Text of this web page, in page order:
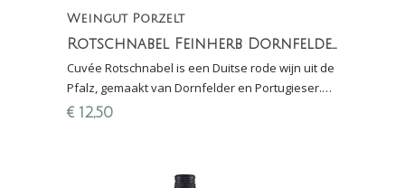
Weingut Porzelt
Rotschnabel Feinherb Dornfelder & Portugieser
Cuvée Rotschnabel is een Duitse rode wijn uit de
Pfalz, gemaakt van Dornfelder en Portugieser.
Zeer zacht en fruitig van smaak met een licht
€ 12,50